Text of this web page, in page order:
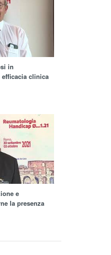
in
clinica
e
la presenza